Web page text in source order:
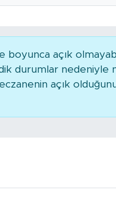
boyunca açık
durumlar nedeniyle
açık